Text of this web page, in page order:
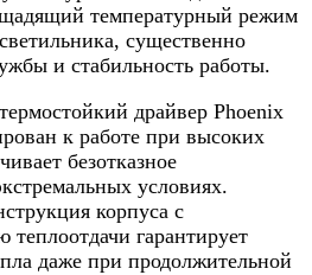
щадящий температурный режим
существенно
и стабильность работы.
драйвер Phoenix
к работе при высоких
безотказное
условиях.
корпуса с
гарантирует
даже при продолжительной